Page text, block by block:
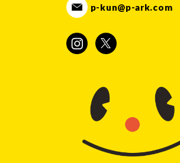
p-kun@p-ark.com